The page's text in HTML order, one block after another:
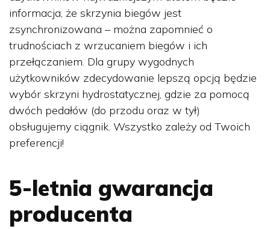
informacja, że skrzynia biegów jest
zsynchronizowana – można zapomnieć o
trudnościach z wrzucaniem biegów i ich
przełączaniem. Dla grupy wygodnych
użytkowników zdecydowanie lepszą opcją będzie
wybór skrzyni hydrostatycznej, gdzie za pomocą
dwóch pedałów (do przodu oraz w tył)
obsługujemy ciągnik. Wszystko zależy od Twoich
preferencji!
5-letnia gwarancja
producenta